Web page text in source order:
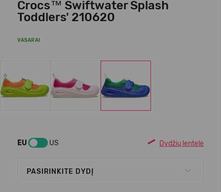
Crocs™ Swiftwater Splash
Toddlers' 210620
VASARAI
EU US Dydžių lentelė
PASIRINKITE DYDĮ